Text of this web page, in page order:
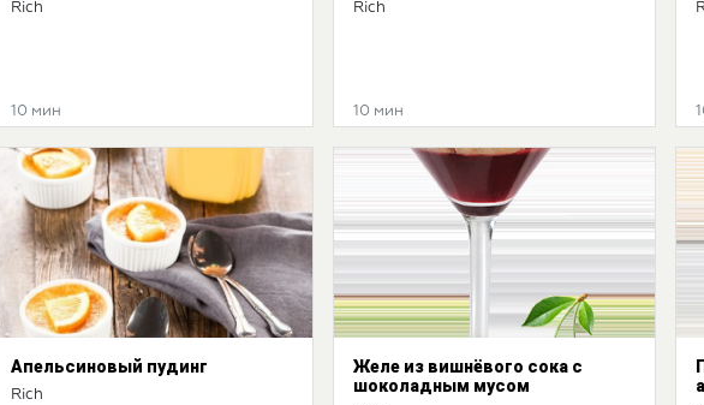
Rich
10 мин
Rich
10 мин
Апельси­новый пудинг
Rich
Желе из вишнё­вого сока с
шоколад­ным мусом